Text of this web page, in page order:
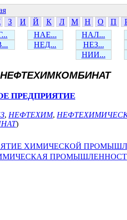
З И Й К Л М Н О П
НАЕ...
НАЛ...
НЕД...
НЕЗ...
НИИ...
НЕФТЕХИМКОМБИНАТ
ПРЕДПРИЯТИЕ
, НЕФТЕХИМ,
)
ХИМИЧЕСКОЙ